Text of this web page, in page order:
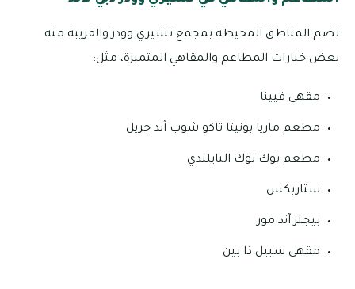
تضم المناطق المحيطة بمجمع تشيري وودز والقريبة منه
بعض خيارات المطاعم والمقاهي المتميزة، مثل:
مقهى فيينا
مطعم ماريا بونيتا تاكو شوب آند جريل
مطعم توك توك التايلندي
ستاربكس
بيجلز آند مور
مقهى سبيل ذا بين